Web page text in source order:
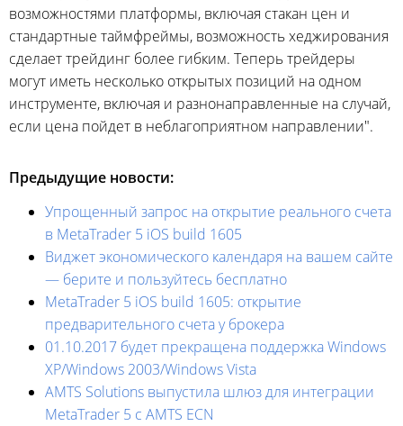
возможностями платформы, включая стакан цен и
стандартные таймфреймы, возможность хеджирования
сделает трейдинг более гибким. Теперь трейдеры
могут иметь несколько открытых позиций на одном
инструменте, включая и разнонаправленные на случай,
если цена пойдет в неблагоприятном направлении".
Предыдущие новости:
Упрощенный запрос на открытие реального счета
в MetaTrader 5 iOS build 1605
Виджет экономического календаря на вашем сайте
— берите и пользуйтесь бесплатно
MetaTrader 5 iOS build 1605: открытие
предварительного счета у брокера
01.10.2017 будет прекращена поддержка Windows
XP/Windows 2003/Windows Vista
AMTS Solutions выпустила шлюз для интеграции
MetaTrader 5 с AMTS ECN